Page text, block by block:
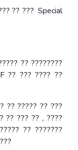
?? ??? Special
?? ????????
?? ??? ???? ??
?? ????? ?? ???
?? ??? ?? , ????
?? ???????